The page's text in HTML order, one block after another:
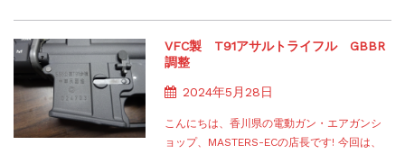
VFC製 T91アサルトライフル GBBR
調整
2024年5月28日
こんにちは、香川県の電動ガン・エアガンシ
ョップ、MASTERS-ECの店長です! 今回は、